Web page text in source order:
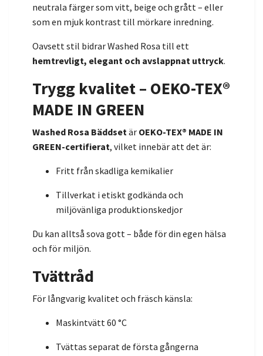
neutrala färger som vitt, beige och grått – eller
som en mjuk kontrast till mörkare inredning.
Oavsett stil bidrar Washed Rosa till ett
hemtrevligt, elegant och avslappnat uttryck.
Trygg kvalitet – OEKO-TEX®
MADE IN GREEN
Washed Rosa Bäddset är OEKO-TEX® MADE IN
GREEN-certifierat, vilket innebär att det är:
Fritt från skadliga kemikalier
Tillverkat i etiskt godkända och
miljövänliga produktionskedjor
Du kan alltså sova gott – både för din egen hälsa
och för miljön.
Tvättråd
För långvarig kvalitet och fräsch känsla:
Maskintvätt 60 °C
Tvättas separat de första gångerna